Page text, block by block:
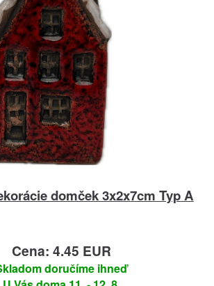
domček 3x2x7cm Typ A
Cena: 4.45 EUR
doručíme ihneď